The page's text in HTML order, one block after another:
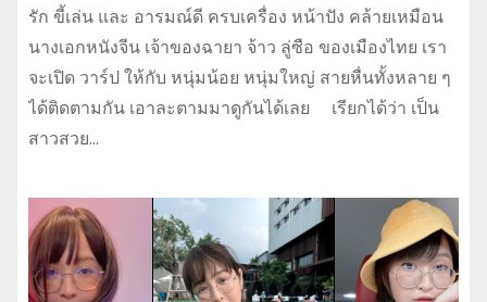
รัก ขี้เล่น และ อารมณ์ดี ครบเครื่อง หน้าปัง คล้ายเหมือน
นางเอกหนังจีน เจ้าของฉายา จ้าว ลู่ซือ ของเมืองไทย เรา
จะเปิด วาร์ป ให้กับ หนุ่มน้อย หนุ่มใหญ่ สายหื่นทั้งหลาย ๆ
ได้ติดตามกัน เอาละตามมาดูกันได้เลย เรียกได้ว่า เป็น
สาวสวย…